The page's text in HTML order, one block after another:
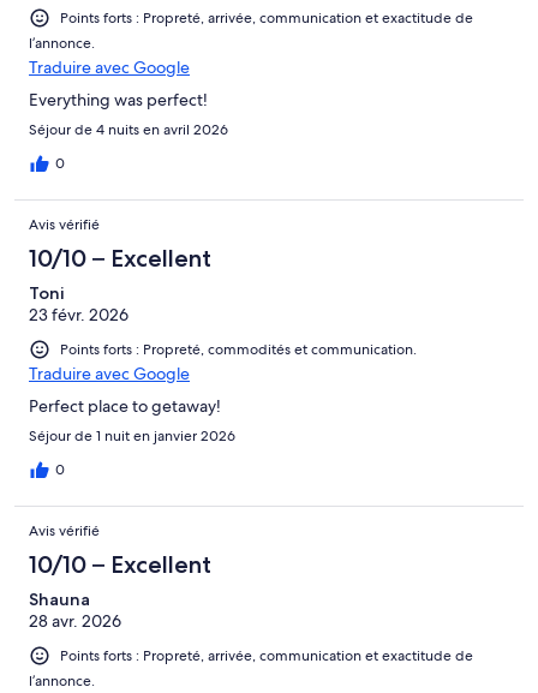
Points forts : Propreté, arrivée, communication et exactitude de
l’annonce.
Traduire avec Google
Everything was perfect!
Séjour de 4 nuits en avril 2026
0
Avis vérifié
10/10 – Excellent
Toni
23 févr. 2026
Points forts : Propreté, commodités et communication.
Traduire avec Google
Perfect place to getaway!
Séjour de 1 nuit en janvier 2026
0
Avis vérifié
10/10 – Excellent
Shauna
28 avr. 2026
Points forts : Propreté, arrivée, communication et exactitude de
l’annonce.